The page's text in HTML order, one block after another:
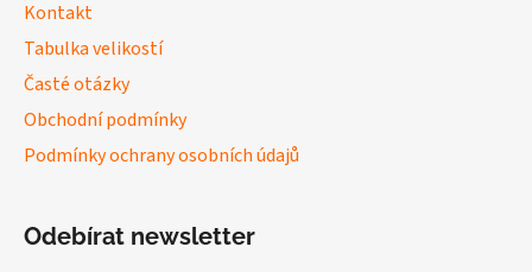
Kontakt
Tabulka velikostí
Časté otázky
Obchodní podmínky
Podmínky ochrany osobních údajů
Odebírat newsletter